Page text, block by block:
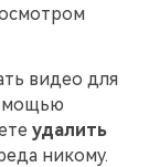
видео для
удалить
никому.